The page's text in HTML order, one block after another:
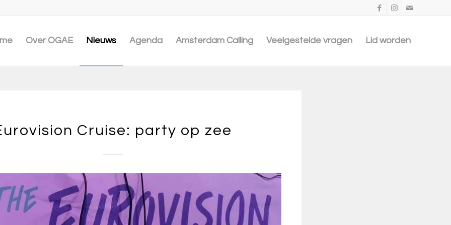
Over OGAE Nieuws Agenda Amsterdam Calling Veelgestelde vragen Lid worden
Cruise: party op zee